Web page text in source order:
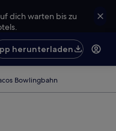
dich warten bis zu
herunterladen
Bowlingbahn